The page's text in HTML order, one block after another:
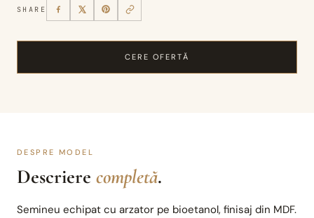
SHARE
CERE OFERTĂ
DESPRE MODEL
Descriere completă.
Semineu echipat cu arzator pe bioetanol, finisaj din MDF.